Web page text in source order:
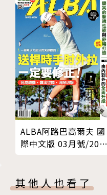
ALBA阿路巴高爾夫 國
際中文版 03月號/2024
其他人也看了